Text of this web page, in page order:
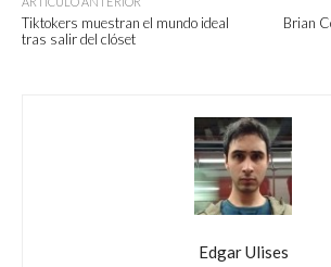
Tiktokers muestran el mundo ideal
tras salir del clóset
Brian
Edgar Ulises